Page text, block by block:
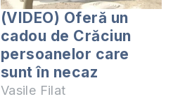
(VIDEO) Oferă un
cadou de Crăciun
persoanelor care
sunt în necaz
Vasile Filat